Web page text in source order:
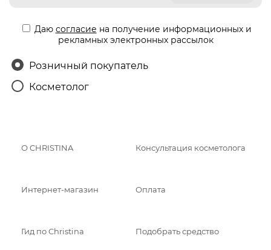
Даю согласие на получение информационных и
рекламных электронных рассылок
Розничный покупатель
Косметолог
О CHRISTINA Консультация косметолога
Интернет-магазин Оплата
Гид по Christina Подобрать средство